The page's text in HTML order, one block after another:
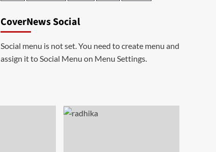
CoverNews Social
Social menu is not set. You need to create menu and
assign it to Social Menu on Menu Settings.